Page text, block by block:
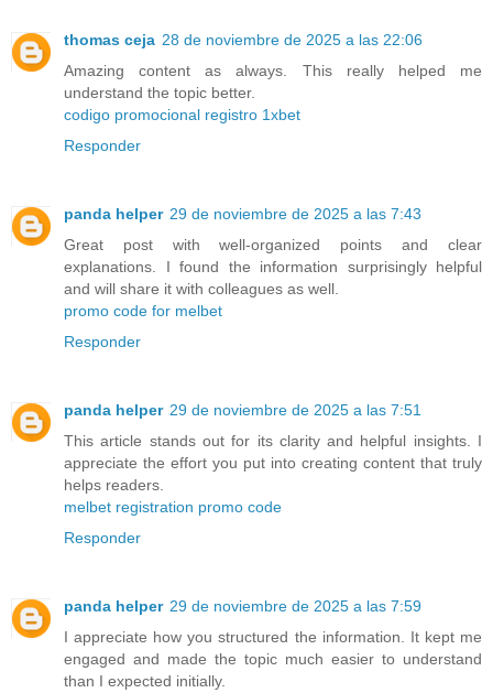
thomas ceja 28 de noviembre de 2025 a las 22:06
Amazing content as always. This really helped me
understand the topic better.
codigo promocional registro 1xbet
Responder
panda helper 29 de noviembre de 2025 a las 7:43
Great post with well-organized points and clear
explanations. I found the information surprisingly helpful
and will share it with colleagues as well.
promo code for melbet
Responder
panda helper 29 de noviembre de 2025 a las 7:51
This article stands out for its clarity and helpful insights. I
appreciate the effort you put into creating content that truly
helps readers.
melbet registration promo code
Responder
panda helper 29 de noviembre de 2025 a las 7:59
I appreciate how you structured the information. It kept me
engaged and made the topic much easier to understand
than I expected initially.